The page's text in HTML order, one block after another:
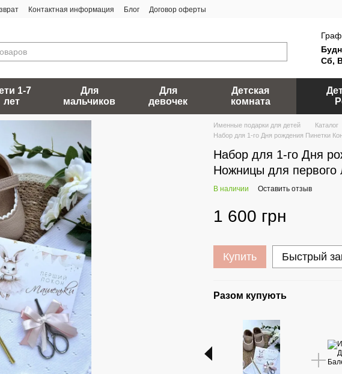
Контактная информация Блог Договор оферты
Сб,
1-7
лет
Для
мальчиков
Для
девочек
Детская
комната
Именные подарки для детей Каталог
Набор для 1-го Дня рождения Пинетки
Набор для 1-го Дня
Ножницы для первого
В наличии Оставить отзыв
1 600 грн
Купить Быстрый
Разом купують